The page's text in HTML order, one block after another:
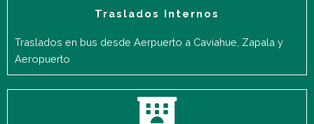
Traslados Internos
Traslados en bus desde Aerpuerto a Caviahue, Zapala y
Aeropuerto